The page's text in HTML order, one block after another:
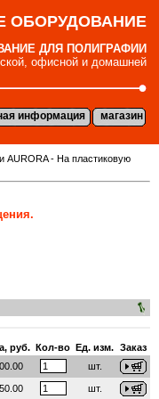
ОБОРУДОВАНИЕ
ДЛЯ ПОЛИГРАФИИ
офисной и домашней
информация магазин
AURORA - На пластиковую
руб. Кол-во Ед. изм. Заказ
шт.
шт.